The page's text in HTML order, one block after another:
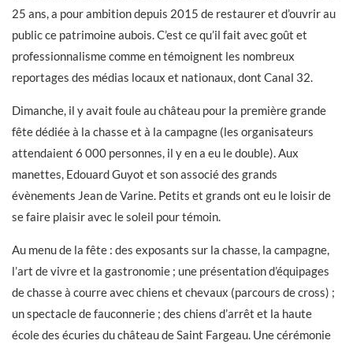
25 ans, a pour ambition depuis 2015 de restaurer et d’ouvrir au
public ce patrimoine aubois. C’est ce qu’il fait avec goût et
professionnalisme comme en témoignent les nombreux
reportages des médias locaux et nationaux, dont Canal 32.
Dimanche, il y avait foule au château pour la première grande
fête dédiée à la chasse et à la campagne (les organisateurs
attendaient 6 000 personnes, il y en a eu le double). Aux
manettes, Edouard Guyot et son associé des grands
évènements Jean de Varine. Petits et grands ont eu le loisir de
se faire plaisir avec le soleil pour témoin.
Au menu de la fête : des exposants sur la chasse, la campagne,
l’art de vivre et la gastronomie ; une présentation d’équipages
de chasse à courre avec chiens et chevaux (parcours de cross) ;
un spectacle de fauconnerie ; des chiens d’arrêt et la haute
école des écuries du château de Saint Fargeau. Une cérémonie